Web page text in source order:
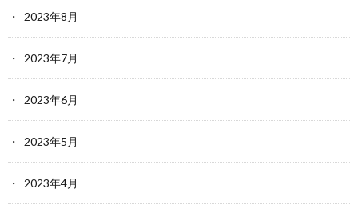
2023年8月
2023年7月
2023年6月
2023年5月
2023年4月